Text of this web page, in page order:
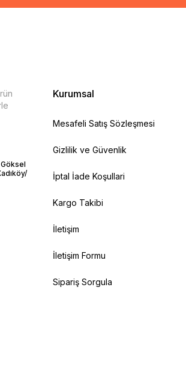
Kurumsal
Mesafeli Satış Sözleşmesi
Gizlilik ve Güvenlik
İptal İade Koşullari
Kargo Takibi
İletişim
İletişim Formu
Sipariş Sorgula